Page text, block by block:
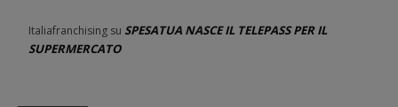
Italiafranchising su SPESATUA NASCE IL TELEPASS PER IL
SUPERMERCATO